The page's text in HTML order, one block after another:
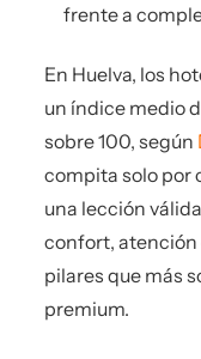
frente a
En Huelva, los
un índice medio
sobre 100, según
compita solo por
una lección
confort, atención
pilares que más
premium.